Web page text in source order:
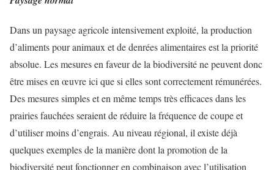
Dans un paysage agricole intensivement exploité, la production
d’aliments pour animaux et de denrées alimentaires est la priorité
absolue. Les mesures en faveur de la biodiversité ne peuvent donc
être mises en œuvre ici que si elles sont correctement rémunérées.
Des mesures simples et en même temps très efficaces dans les
prairies fauchées seraient de réduire la fréquence de coupe et
d’utiliser moins d’engrais. Au niveau régional, il existe déjà
quelques exemples de la manière dont la promotion de la
biodiversité peut fonctionner en combinaison avec l’utilisation